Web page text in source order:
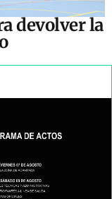
devolver la